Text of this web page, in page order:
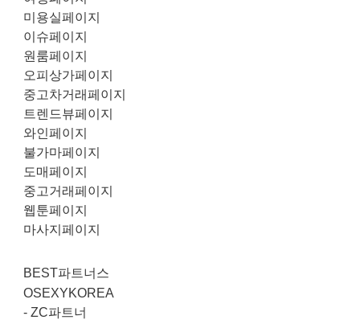
미용실페이지
이슈페이지
원룸페이지
오피상가페이지
중고차거래페이지
트렌드뷰페이지
와인페이지
불가마페이지
도매페이지
중고거래페이지
웹툰페이지
마사지페이지
BEST파트너스
OSEXYKOREA
-ZC파트너